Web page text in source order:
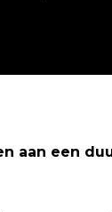
aan een